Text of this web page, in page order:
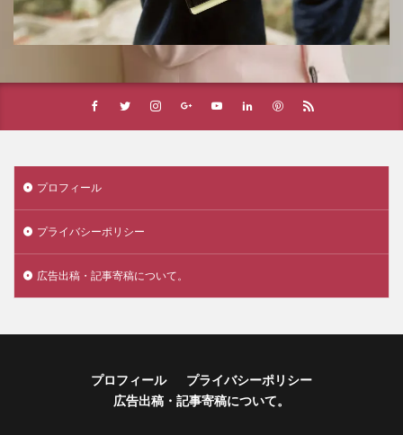
プロフィール
プライバシーポリシー
広告出稿・記事寄稿について。
プロフィール
プライバシーポリシー
広告出稿・記事寄稿について。